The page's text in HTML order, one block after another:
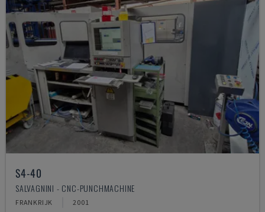
S4-40
SALVAGNINI - CNC-PUNCHMACHINE
FRANKRIJK 2001